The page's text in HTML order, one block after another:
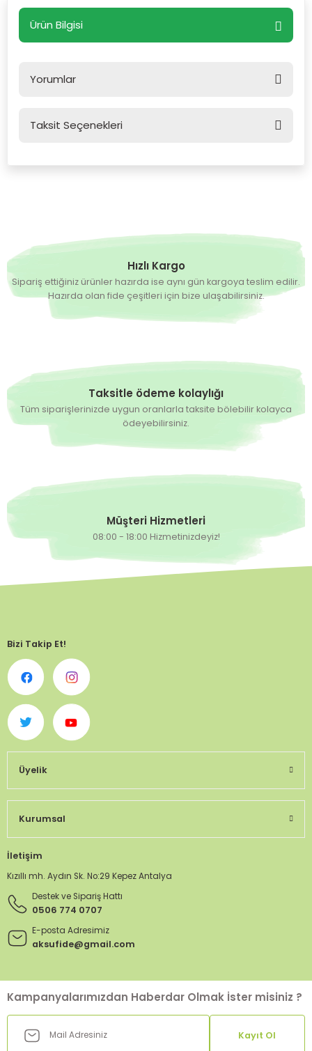
Ürün Bilgisi
Yorumlar
Taksit Seçenekleri
Hızlı Kargo
Sipariş ettiğiniz ürünler hazırda ise aynı gün kargoya teslim edilir.
Hazırda olan fide çeşitleri için bize ulaşabilirsiniz.
Taksitle ödeme kolaylığı
Tüm siparişlerinizde uygun oranlarla taksite bölebilir kolayca
ödeyebilirsiniz.
Müşteri Hizmetleri
08:00 - 18:00 Hizmetinizdeyiz!
Bizi Takip Et!
Üyelik
Kurumsal
İletişim
Kızıllı mh. Aydın Sk. No:29 Kepez Antalya
Destek ve Sipariş Hattı
0506 774 0707
E-posta Adresimiz
aksufide@gmail.com
Kampanyalarımızdan Haberdar Olmak İster misiniz ?
Kayıt Ol